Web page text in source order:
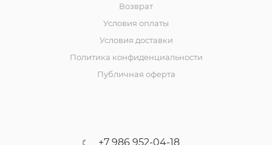
Возврат
Условия оплаты
Условия доставки
Политика конфиденциальности
Публичная оферта
+7 986 952-04-18